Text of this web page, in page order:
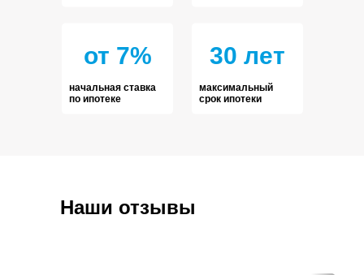
30 лет
максимальный
срок ипотеки
от 7%
начальная ставка
по ипотеке
Наши отзывы